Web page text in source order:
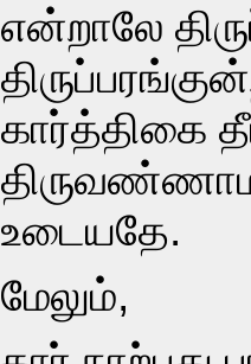
என்றாலே
கார்த்திகை
உடையதே.
மேலும்,